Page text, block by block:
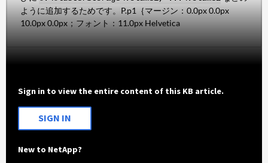
ように追加するためです。P.p1｛マージン：0.0px 0.0px
10.0px 0.0px；フォント：11.0px Helvetica
Sign in to view the entire content of this KB article.
SIGN IN
New to NetApp?